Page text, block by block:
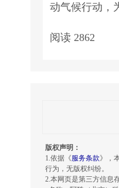
动气候行动，
阅读 2862
版权声明：
1.依据《服务条款》，
行为，无版权纠纷。
2.本网页是第三方信息